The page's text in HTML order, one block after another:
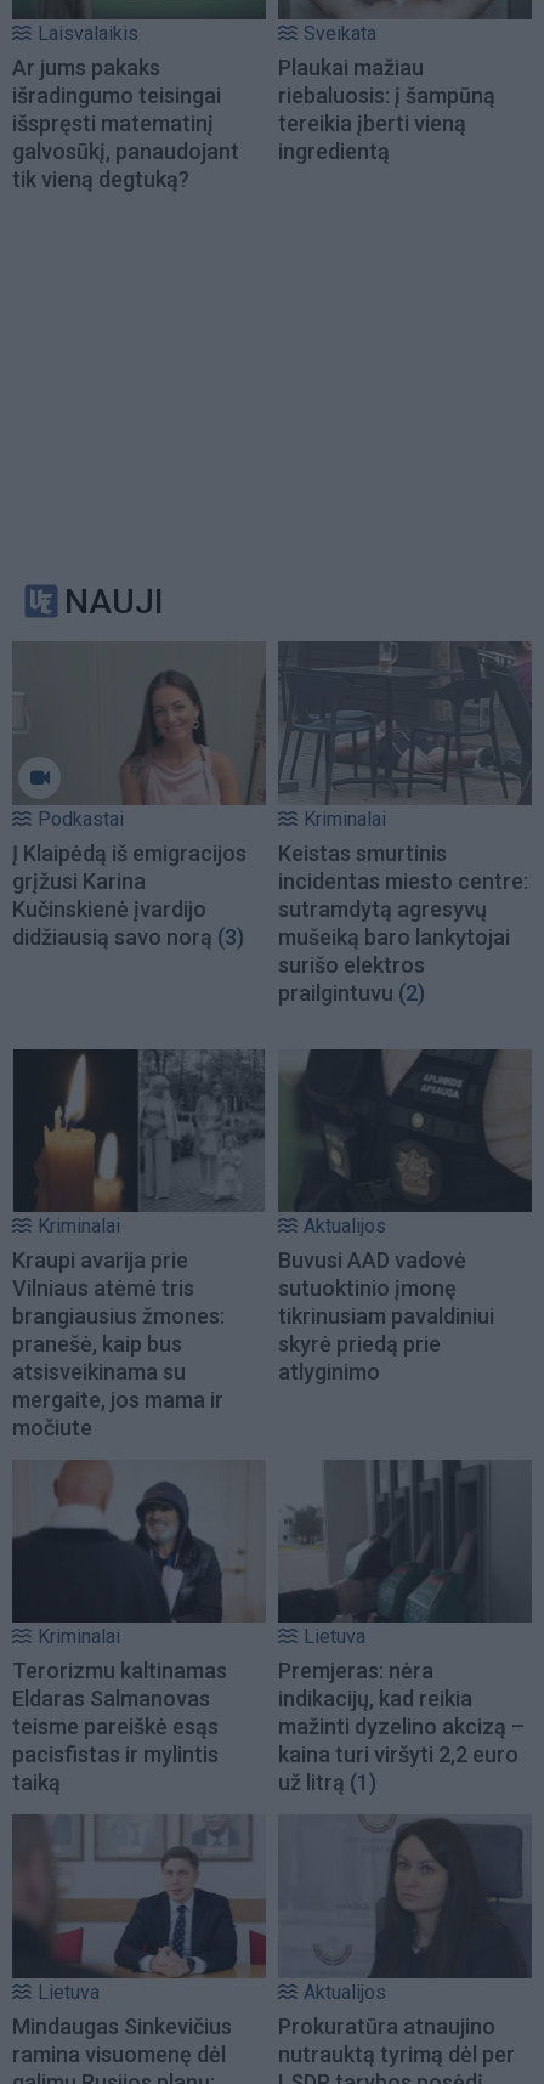
Laisvalaikis
Ar jums pakaks
išradingumo teisingai
išspręsti matematinį
galvosūkį, panaudojant
tik vieną degtuką?
Sveikata
Plaukai mažiau
riebaluosis: į šampūną
tereikia įberti vieną
ingredientą
NAUJI
Podkastai
Į Klaipėdą iš emigracijos
grįžusi Karina
Kučinskienė įvardijo
didžiausią savo norą (3)
Kriminalai
Keistas smurtinis
incidentas miesto centre:
sutramdytą agresyvų
mušeiką baro lankytojai
surišo elektros
prailgintuvu (2)
Kriminalai
Kraupi avarija prie
Vilniaus atėmė tris
brangiausius žmones:
pranešė, kaip bus
atsisveikinama su
mergaite, jos mama ir
močiute
Aktualijos
Buvusi AAD vadovė
sutuoktinio įmonę
tikrinusiam pavaldiniui
skyrė priedą prie
atlyginimo
Kriminalai
Terorizmu kaltinamas
Eldaras Salmanovas
teisme pareiškė esąs
pacisfistas ir mylintis
taiką
Lietuva
Premjeras: nėra
indikacijų, kad reikia
mažinti dyzelino akcizą –
kaina turi viršyti 2,2 euro
už litrą (1)
Lietuva
Mindaugas Sinkevičius
ramina visuomenę dėl
Aktualijos
Prokuratūra atnaujino
nutrauktą tyrimą dėl per